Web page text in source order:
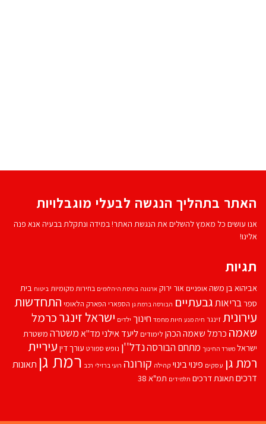
האתר בתהליך הנגשה לבעלי מוגבלויות
אנו עושים כל מאמץ להשלים את הנגשת האתר! במידה ונתקלת בבעיה אנא פנה
אלינו!
תגיות
אביהוא בן משהאופניים אור ירוק ארנונה בורסת היהלומים בחירות מקומיות ביטוח בית
ספרבריאותגבעתיים הבורסה ברמת גן הספארי הפארק הלאומי התחדשות
עירוניתזינגר חיה מנע חיות מחמד חינוך ילדים ישראל זינגרכרמל
שאמה כרמל שאמה הכהן לימודים ליעד אילנימד''אמשטרה משטרת
ישראל משרד החינוך מתחם הבורסהנדל''ן נופש ספורט עורך דין עיריית
רמת גן עסקים פינוי בינוי קהילה קורונה רועי ברזילי רכב רמת גן תאונות
דרכים תאונת דרכים תלמידים תמ"א 38